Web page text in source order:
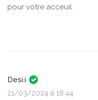
pour votre acceuil.
Desi.i
21/03/2024 à 18:44